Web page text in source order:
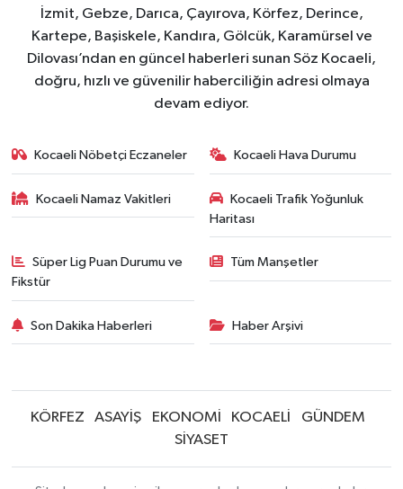
İzmit, Gebze, Darıca, Çayırova, Körfez, Derince,
Kartepe, Başiskele, Kandıra, Gölcük, Karamürsel ve
Dilovası’ndan en güncel haberleri sunan Söz Kocaeli,
doğru, hızlı ve güvenilir haberciliğin adresi olmaya
devam ediyor.
Kocaeli Nöbetçi Eczaneler Kocaeli Hava Durumu
Kocaeli Namaz Vakitleri
Kocaeli Trafik Yoğunluk
Haritası
Süper Lig Puan Durumu ve
Fikstür
Tüm Manşetler
Son Dakika Haberleri Haber Arşivi
KÖRFEZ ASAYİŞ EKONOMİ KOCAELİ
GÜNDEM
SİYASET